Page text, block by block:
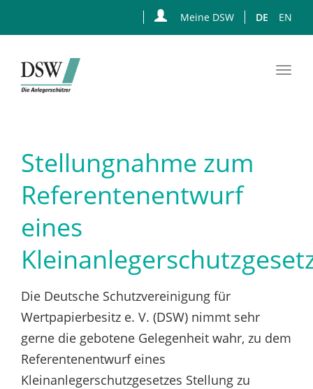
Meine DSW DE EN
Stellungnahme zum
Referentenentwurf
eines
Die Deutsche Schutzvereinigung für
Wertpapierbesitz e. V. (DSW) nimmt sehr
gerne die gebotene Gelegenheit wahr, zu dem
Referentenentwurf eines
Kleinanlegerschutzgesetzes Stellung zu